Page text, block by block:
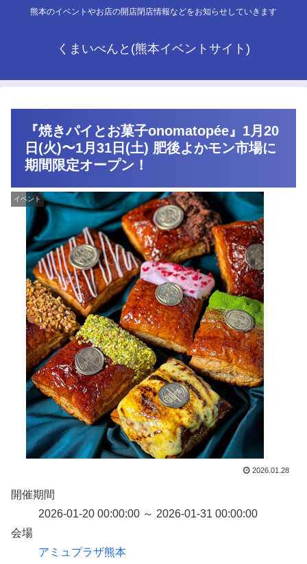
熊本のイベントやお店の開店閉店情報などをお知らせしていきます
くまいべんと(熊本イベントサイト)
『焼きパイとお菓子onomatopée』1月20
日(火)〜1月31日(土) 肥後よかモン市場に
期間限定オープン！
イベント
2026.01.28
開催期間
2026-01-20 00:00:00 ～ 2026-01-31 00:00:00
会場
アミュプラザ熊本